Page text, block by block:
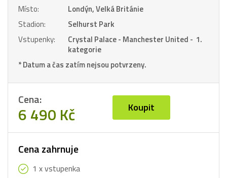
Místo:
Londýn, Velká Británie
Stadion:
Selhurst Park
Vstupenky:
Crystal Palace - Manchester United - 1.
kategorie
* Datum a čas zatím nejsou potvrzeny.
Cena:
6 490 Kč Koupit
Cena zahrnuje
1 x vstupenka